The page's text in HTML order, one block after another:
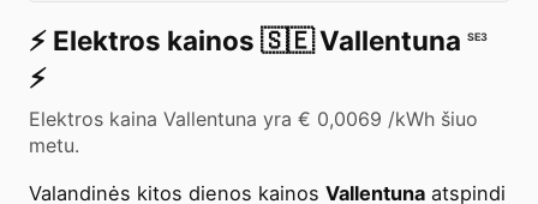
⚡️ Elektros kainos 🇸🇪Vallentuna SE3
⚡️
Elektros kaina Vallentuna yra € 0,0069 /kWh šiuo
metu.
Valandinės kitos dienos kainos Vallentuna atspindi